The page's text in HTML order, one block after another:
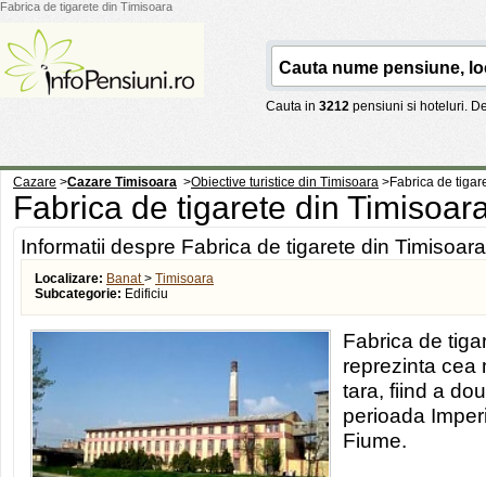
Fabrica de tigarete din Timisoara
Cauta in 3212 pensiuni si hoteluri.
Cazare >Cazare Timisoara >Obiective turistice din Timisoara >Fabrica de
Fabrica de tigarete din
Informatii despre Fabrica de tigarete din Timisoara
Localizare: Banat > Timisoara
Subcategorie: Edificiu
Fabrica de
reprezinta cea
tara, fiind a
perioada
Fiume.